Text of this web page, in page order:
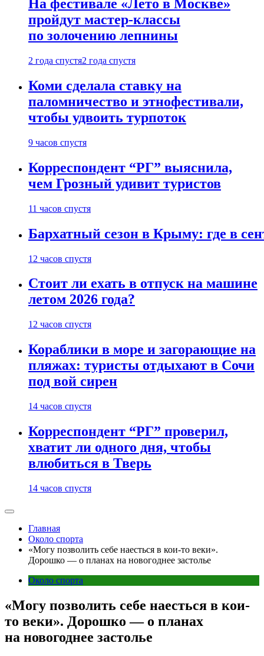
На фестивале «Лето в Москве»
пройдут мастер-классы
по золочению лепнины
2 года спустя2 года спустя
Коми сделала ставку на
паломничество и этнофестивали,
чтобы удвоить турпоток
9 часов спустя
Корреспондент “РГ” выяснила,
чем Грозный удивит туристов
11 часов спустя
Бархатный сезон в Крыму: где в
12 часов спустя
Стоит ли ехать в отпуск на машине
летом 2026 года?
12 часов спустя
Кораблики в море и загорающие на
пляжах: туристы отдыхают в Сочи
под вой сирен
14 часов спустя
Корреспондент “РГ” проверил,
хватит ли одного дня, чтобы
влюбиться в Тверь
14 часов спустя
Главная
Около спорта
«Могу позволить себе наесться в кои-то веки».
Дорошко — о планах на новогоднее застолье
Около спорта
«Могу позволить себе наесться в кои-
то веки». Дорошко — о планах
на новогоднее застолье